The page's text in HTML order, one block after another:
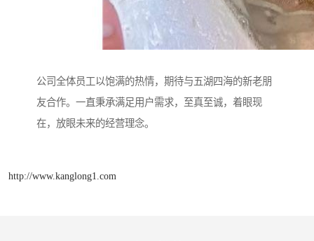
公司全体员工以饱满的热情，期待与五湖四海的新老朋
友合作。一直秉承满足用户需求，至真至诚，着眼现
在，放眼未来的经营理念。
http://www.kanglong1.com